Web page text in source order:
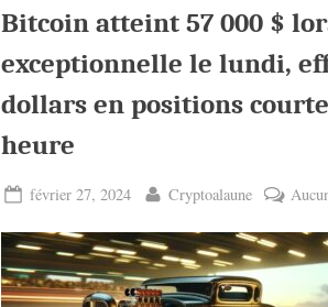
Bitcoin atteint 57 000 $
exceptionnelle le lundi,
dollars en positions
heure
Posted
février 27, 2024 By
Cryptoalaune